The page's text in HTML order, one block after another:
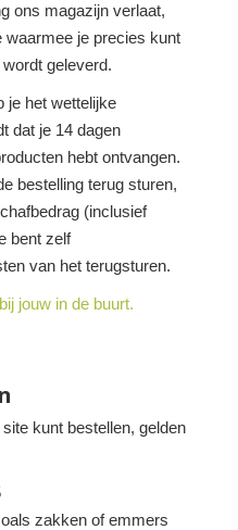
ons magazijn verlaat,
waarmee je precies kunt
geleverd.
je het wettelijke
dat je 14 dagen
hebt ontvangen.
bestelling terug sturen,
(inclusief
bent zelf
van het terugsturen.
jouw in de buurt.
kunt bestellen, gelden
zakken of emmers